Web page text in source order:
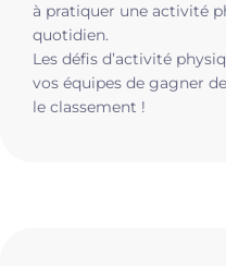
à pratiquer une activité
quotidien.
Les défis d’activité
vos équipes de gagner
le classement !